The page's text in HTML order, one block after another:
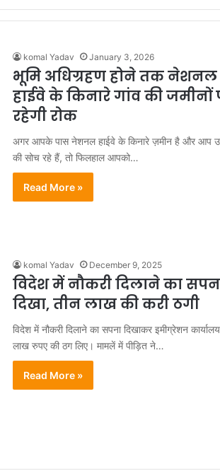
komal Yadav January 3, 2026
भूमि अधिग्रहण होने तक नेशनल
हाईवे के किनारे गांव की जमीनों
रहेगी रोक
अगर आपके पास नेशनल हाईवे के किनारे ज़मीन है और आप
की सोच रहे हैं, तो फिलहाल आपको…
Read More »
komal Yadav December 9, 2025
विदेश में नौकरी दिलाने का
दिखा, तीन लाख की करी ठगी
विदेश में नौकरी दिलाने का सपना दिखाकर इमीग्रेशन
लाख रुपए की ठग लिए। मामलें में पीड़ित ने…
Read More »